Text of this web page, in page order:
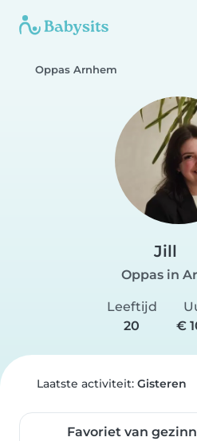
Oppas Arnhem
Jill
Oppas in
Leeftijd
20
€
Laatste activiteit: Gisteren
Favoriet van